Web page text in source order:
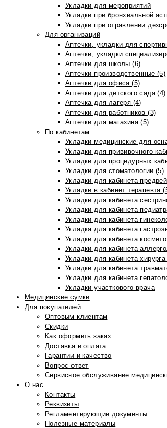
Укладки для мероприятий
Укладки при бронхиальной
Укладки при отравлении
Для организаций
Аптечки, укладки для
Аптечки, укладки
Аптечки для школы (6)
Аптечки производственные (5)
Аптечки для офиса (5)
Аптечки для детского сада (4)
Аптечка для лагеря (4)
Аптечки для работников (3)
Аптечки для магазина (5)
По кабинетам
Укладки медицинские для
Укладки для прививочного
Укладки для процедурных
Укладки для стоматологии (5)
Укладки для кабинета
Укладки в кабинет терапевта
Укладки для кабинета
Укладки для кабинета
Укладки для кабинета
Укладка для кабинета
Укладки для кабинета
Укладки для кабинета
Укладки для кабинета хирурга
Укладки для кабинета
Укладки для кабинета
Укладки участкового врача
Медицинские сумки
Для покупателей
Оптовым клиентам
Скидки
Как оформить заказ
Доставка и оплата
Гарантии и качество
Вопрос-ответ
Сервисное обслуживание
О нас
Контакты
Реквизиты
Регламентирующие документы
Полезные материалы